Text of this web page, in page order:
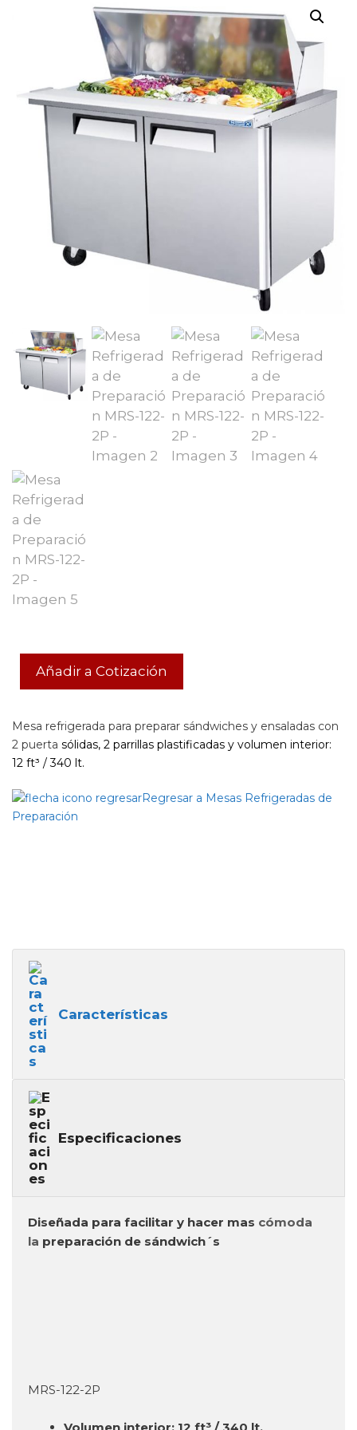
Añadir a Cotización
Mesa refrigerada para preparar sándwiches y ensaladas con
2 puerta sólidas, 2 parrillas plastificadas y volumen interior:
12 ft³ / 340 lt.
Regresar a Mesas Refrigeradas de
Preparación
Características
Especificaciones
Diseñada para facilitar y hacer mas cómoda
la preparación de sándwich´s
MRS-122-2P